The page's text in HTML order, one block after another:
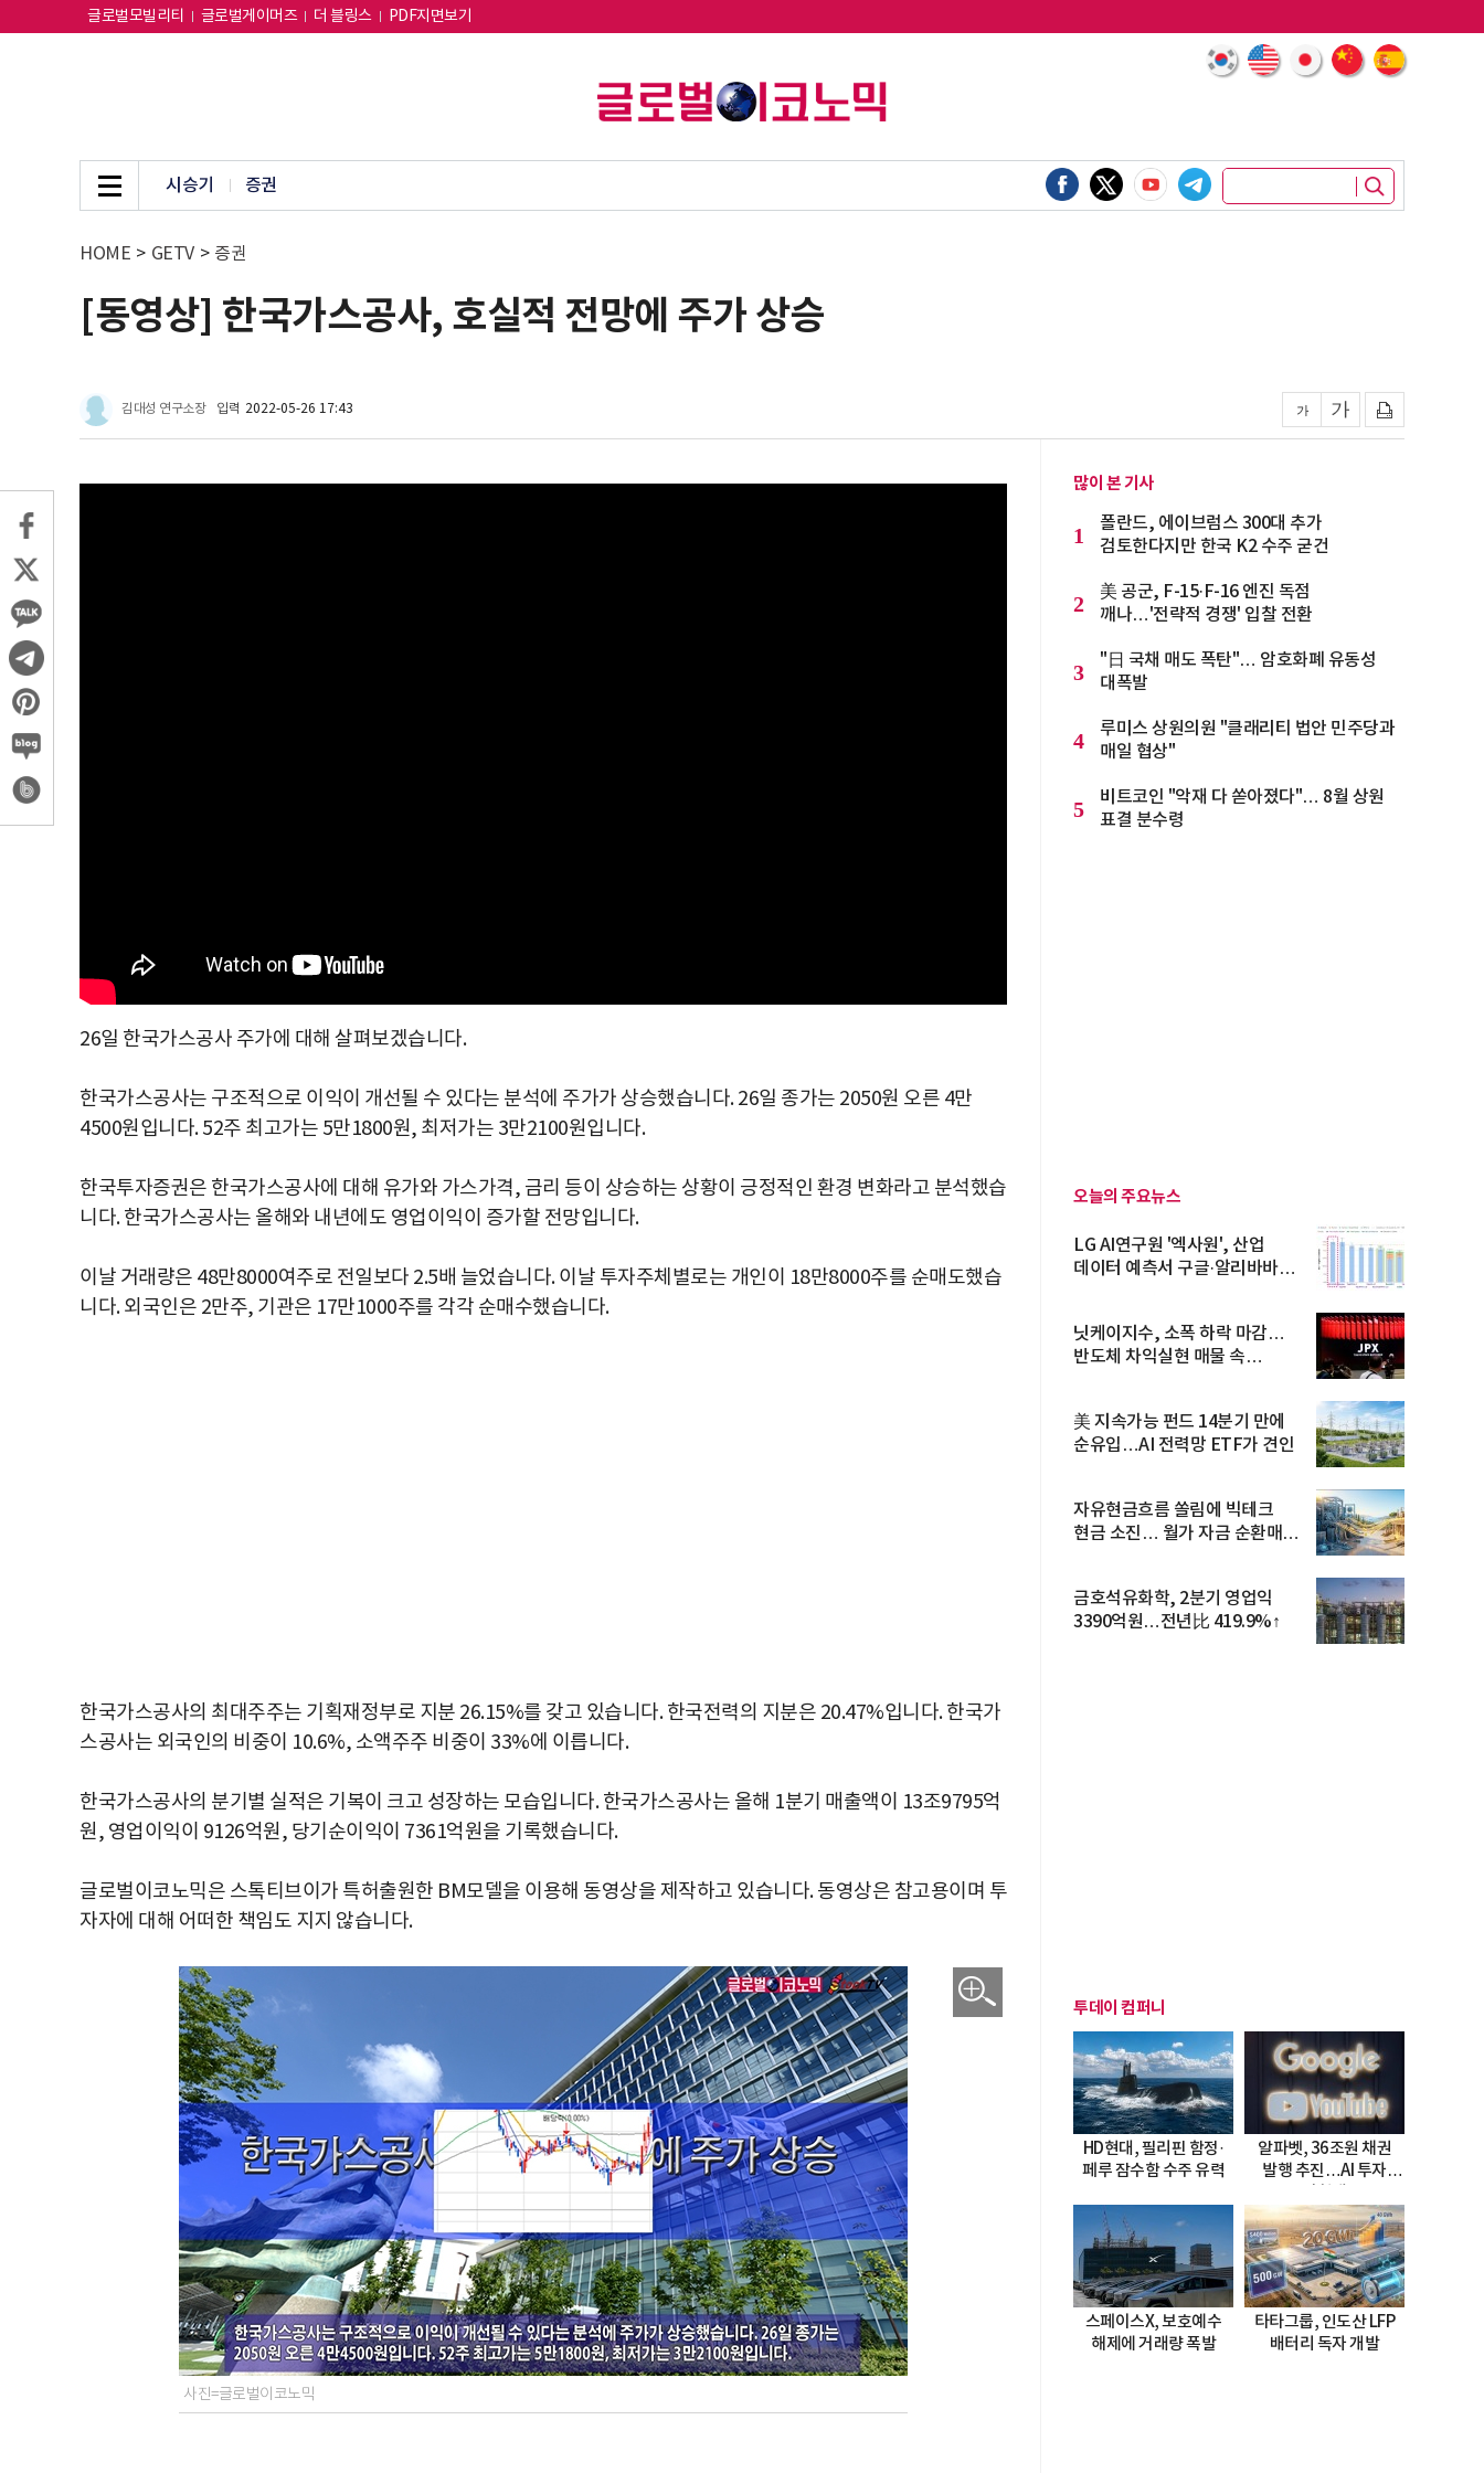
글로벌모빌리티 글로벌게이머즈 더 블링스 PDF지면보기
시승기 증권
HOME > GETV > 증권
[동영상] 한국가스공사, 호실적 전망에 주가 상승
김대성 연구소장 입력 2022-05-26 17:43
26일 한국가스공사 주가에 대해 살펴보겠습니다.
한국가스공사는 구조적으로 이익이 개선될 수 있다는 분석에 주가가 상승했습니다. 26일 종가는 2050원 오른 4만
4500원입니다. 52주 최고가는 5만1800원, 최저가는 3만2100원입니다.
한국투자증권은 한국가스공사에 대해 유가와 가스가격, 금리 등이 상승하는 상황이 긍정적인 환경 변화라고 분석했습
니다. 한국가스공사는 올해와 내년에도 영업이익이 증가할 전망입니다.
이날 거래량은 48만8000여주로 전일보다 2.5배 늘었습니다. 이날 투자주체별로는 개인이 18만8000주를 순매도했습
니다. 외국인은 2만주, 기관은 17만1000주를 각각 순매수했습니다.
한국가스공사의 최대주주는 기획재정부로 지분 26.15%를 갖고 있습니다. 한국전력의 지분은 20.47%입니다. 한국가
스공사는 외국인의 비중이 10.6%, 소액주주 비중이 33%에 이릅니다.
한국가스공사의 분기별 실적은 기복이 크고 성장하는 모습입니다. 한국가스공사는 올해 1분기 매출액이 13조9795억
원, 영업이익이 9126억원, 당기순이익이 7361억원을 기록했습니다.
글로벌이코노믹은 스톡티브이가 특허출원한 BM모델을 이용해 동영상을 제작하고 있습니다. 동영상은 참고용이며 투
자자에 대해 어떠한 책임도 지지 않습니다.
사진=글로벌이코노믹
많이 본 기사
1
폴란드, 에이브럼스 300대 추가
검토한다지만 한국 K2 수주 굳건
2
美 공군, F-15·F-16 엔진 독점
깨나…'전략적 경쟁' 입찰 전환
3
"日 국채 매도 폭탄"… 암호화폐 유동성
대폭발
4
루미스 상원의원 "클래리티 법안 민주당과
매일 협상"
5
비트코인 "악재 다 쏟아졌다"… 8월 상원
표결 분수령
오늘의 주요뉴스
LG AI연구원 '엑사원', 산업
데이터 예측서 구글·알리바바
닛케이지수, 소폭 하락 마감…
반도체 차익실현 매물 속
美 지속가능 펀드 14분기 만에
순유입…AI 전력망 ETF가 견인
자유현금흐름 쏠림에 빅테크
현금 소진… 월가 자금 순환매
금호석유화학, 2분기 영업익
3390억원…전년比 419.9%↑
투데이 컴퍼니
HD현대, 필리핀 함정·
페루 잠수함 수주 유력
알파벳, 36조원 채권
발행 추진…AI 투자
스페이스X, 보호예수
해제에 거래량 폭발
타타그룹, 인도산 LFP
배터리 독자 개발